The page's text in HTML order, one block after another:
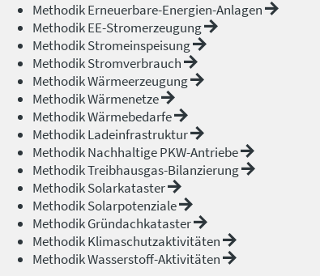
Methodik Erneuerbare-Energien-Anlagen
Methodik EE-Stromerzeugung
Methodik Stromeinspeisung
Methodik Stromverbrauch
Methodik Wärmeerzeugung
Methodik Wärmenetze
Methodik Wärmebedarfe
Methodik Ladeinfrastruktur
Methodik Nachhaltige PKW-Antriebe
Methodik Treibhausgas-Bilanzierung
Methodik Solarkataster
Methodik Solarpotenziale
Methodik Gründachkataster
Methodik Klimaschutzaktivitäten
Methodik Wasserstoff-Aktivitäten